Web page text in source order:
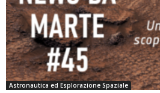
Astronautica ed Esplorazione Spaziale